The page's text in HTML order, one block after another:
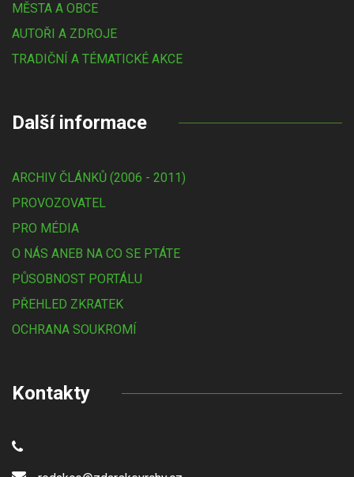
MĚSTA A OBCE
AUTOŘI A ZDROJE
TRADIČNÍ A TÉMATICKÉ AKCE
Další informace
ARCHIV ČLÁNKŮ (2006 - 2011)
PROVOZOVATEL
PRO MÉDIA
O NÁS ANEB NA CO SE PTÁTE
PŮSOBNOST PORTÁLU
PŘEHLED ZKRATEK
OCHRANA SOUKROMÍ
Kontakty